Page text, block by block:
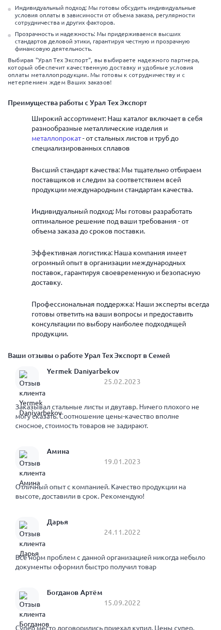
Индивидуальный подход: Мы готовы обсудить индивидуальные
условия оплаты в зависимости от объема заказа, регулярности
сотрудничества и других факторов.
Прозрачность и надежность: Мы придерживаемся высших
стандартов деловой этики, гарантируя честную и прозрачную
финансовую деятельность.
Выбирая "Урал Тех Экспорт", вы выбираете надежного партнера,
который обеспечит качественную доставку и удобные условия
оплаты металлопродукции. Мы готовы к сотрудничеству и с
нетерпением ждем Ваших заказов!
Преимущества работы с Урал Тех Экспорт
Широкий ассортимент: Наш каталог включает в себя
разнообразные металлические изделия и
металлопрокат- от стальных листов и труб до
специализированных сплавов
Высший стандарт качества: Мы тщательно отбираем
поставщиков и следим за соответствием всей
продукции международным стандартам качества.
Индивидуальный подход: Мы готовы разработать
оптимальное решение под ваши требования - от
объема заказа до сроков поставки.
Эффективная логистика: Наша компания имеет
огромный опыт в организации международных
поставок, гарантируя своевременную и безопасную
доставку.
Профессиональная поддержка: Наши эксперты всегда
готовы ответить на ваши вопросы и предоставить
консультации по выбору наиболее подходящей
продукции.
Ваши отзывы о работе Урал Тех Экспорт в Семей
Yermek Daniyarbekov
25.02.2023
Заказывал стальные листы и двутавр. Ничего плохого не
могу сказать. Соотношение цены-качество вполне
сносное, стоимость товаров не задирают.
Амина
19.01.2023
Отличный опыт с компанией. Качество продукции на
высоте, доставили в срок. Рекомендую!
Дарья
24.11.2022
Все норм проблем с данной организацией никогда небыло
документы оформил быстро получил товар
Богданов Артём
15.09.2022
Супер место договорились приехал купил. Цены супер.